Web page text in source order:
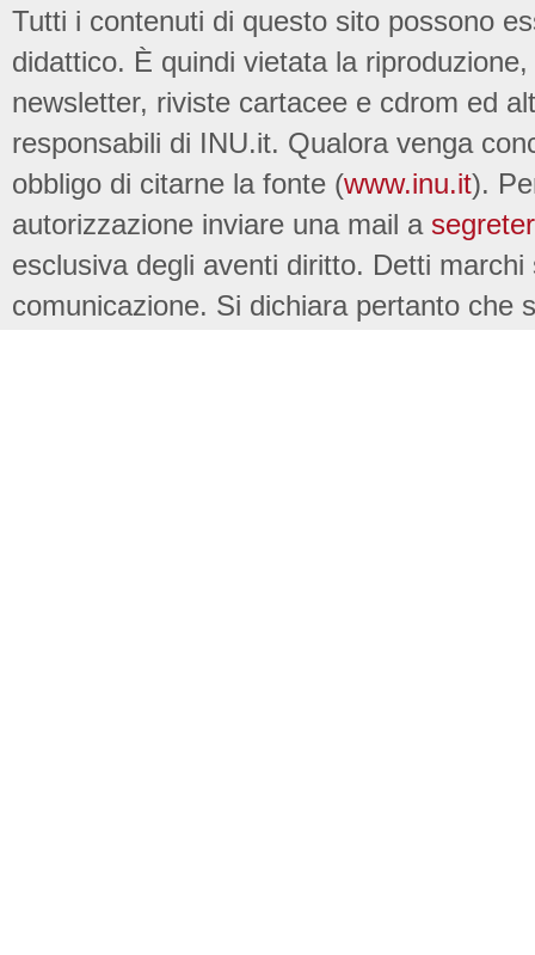
Tutti i contenuti di questo sito possono
didattico. È quindi vietata la
newsletter, riviste cartacee e cdrom ed
responsabili di INU.it. Qualora venga
obbligo di citarne la fonte (www.inu.it).
autorizzazione inviare una mail a
esclusiva degli aventi diritto. Detti
comunicazione. Si dichiara pertanto che